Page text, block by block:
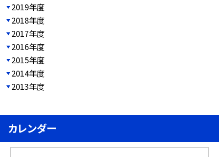
2019年度
2018年度
2017年度
2016年度
2015年度
2014年度
2013年度
カレンダー